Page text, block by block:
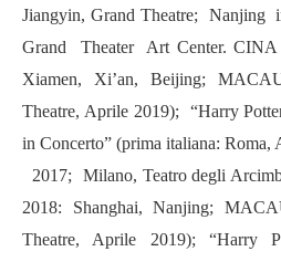
Jiangyin, Grand Theatre; Nanjing
Grand Theater Art Center. CINA
Xiamen, Xi’an, Beijing;
Theatre, Aprile 2019); “Harry
in Concerto” (prima italiana:
2017; Milano, Teatro degli
2018: Shanghai, Nanjing;
Theatre, Aprile 2019); “Harry